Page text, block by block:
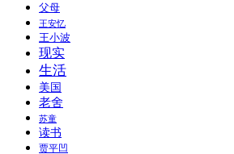
父母
王安忆
王小波
现实
生活
美国
老舍
苏童
读书
贾平凹